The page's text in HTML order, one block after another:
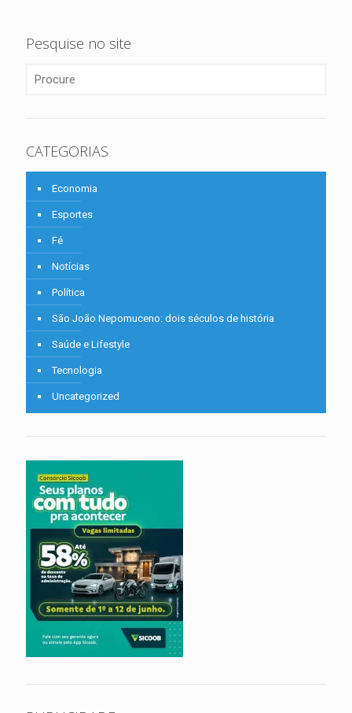
Pesquise no site
CATEGORIAS
Economia
Esportes
Fé
Notícias
Política
São João Nepomuceno: dois séculos de história
Saúde e Lifestyle
Tecnologia
Uncategorized